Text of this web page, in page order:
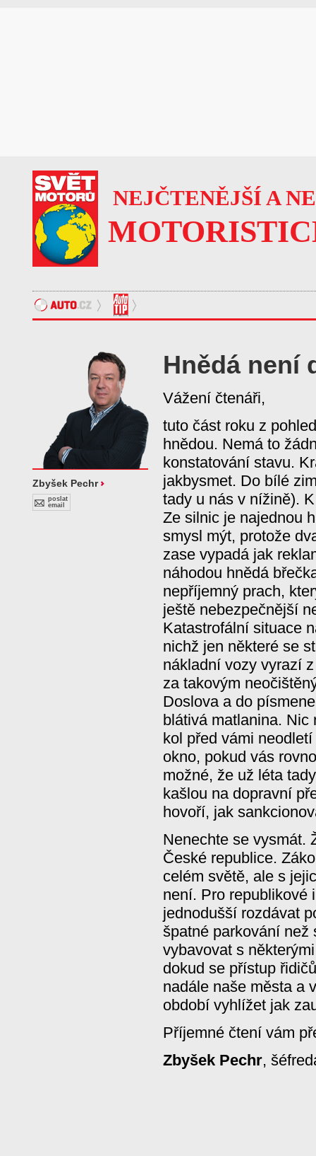
NEJČTENĚJŠÍ A
Zbyšek Pechr
poslat
email
Hnědá není
Vážení čtenáři,
tuto část roku z
hnědou. Nemá to
konstatování stavu.
jakbysmet. Do bílé
tady u nás v nížině).
Ze silnic je najednou
smysl mýt, protože
zase vypadá jak
náhodou hnědá
nepříjemný prach,
ještě nebezpečnější
Katastrofální situace
nichž jen některé se
nákladní vozy vyrazí
za takovým
Doslova a do
blátivá matlanina. Nic
kol před vámi
okno, pokud vás
možné, že už léta
kašlou na dopravní
hovoří, jak
Nenechte se vysmát.
České republice.
celém světě, ale s
není. Pro republikové
jednodušší rozdávat
špatné parkování než
vybavovat s
dokud se přístup
nadále naše města a
období vyhlížet jak
Příjemné čtení vám
Zbyšek Pechr,